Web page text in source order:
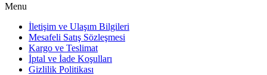
Menu
İletişim ve Ulaşım Bilgileri
Mesafeli Satış Sözleşmesi
Kargo ve Teslimat
İptal ve İade Koşulları
Gizlilik Politikası